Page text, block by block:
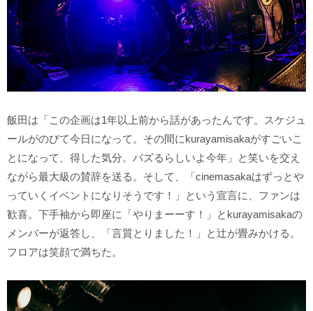
飯田は「この企画は1年以上前から話があったんです。スケジュ
ールがのびて今日になって。その間にkurayamisakaがすごいこ
とになって、得した気分。バズるらしいよ今年」と笑いを交え
ながら最大級の賛辞を送る。そして、「cinemasakaはずっとや
っていくイベントになりそうです！」という宣言に、ファンは
歓喜。下手袖から即座に「やりまーーす！」とkurayamisakaの
メンバーが返答し、「言質とりました！」と辻が畳みかける。
フロアは笑顔で満ちた。